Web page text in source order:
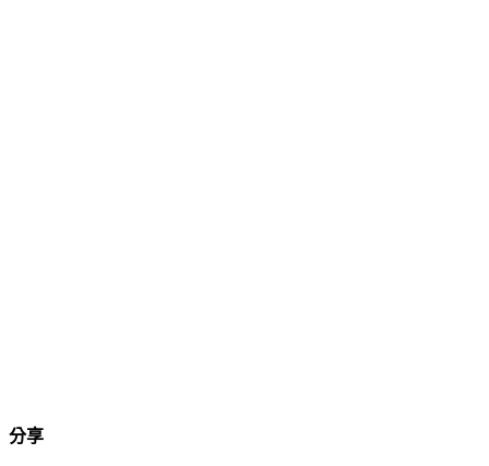
分享